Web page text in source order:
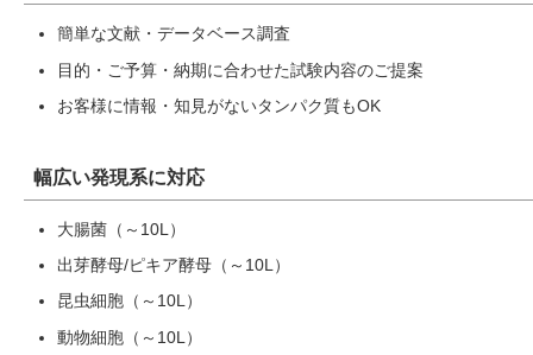
簡単な文献・データベース調査
目的・ご予算・納期に合わせた試験内容のご提案
お客様に情報・知見がないタンパク質もOK
幅広い発現系に対応
大腸菌（～10L）
出芽酵母/ピキア酵母（～10L）
昆虫細胞（～10L）
動物細胞（～10L）